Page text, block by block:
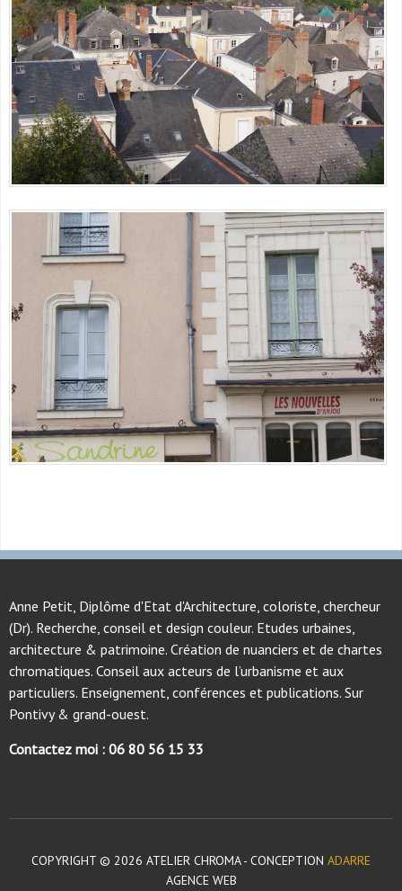
Anne Petit, Diplôme d'Etat d'Architecture, coloriste, chercheur
(Dr). Recherche, conseil et design couleur. Etudes urbaines,
architecture & patrimoine. Création de nuanciers et de chartes
chromatiques. Conseil aux acteurs de l’urbanisme et aux
particuliers. Enseignement, conférences et publications. Sur
Pontivy & grand-ouest.
Contactez moi : 06 80 56 15 33
COPYRIGHT © 2026 ATELIER CHROMA - CONCEPTION ADARRE
AGENCE WEB